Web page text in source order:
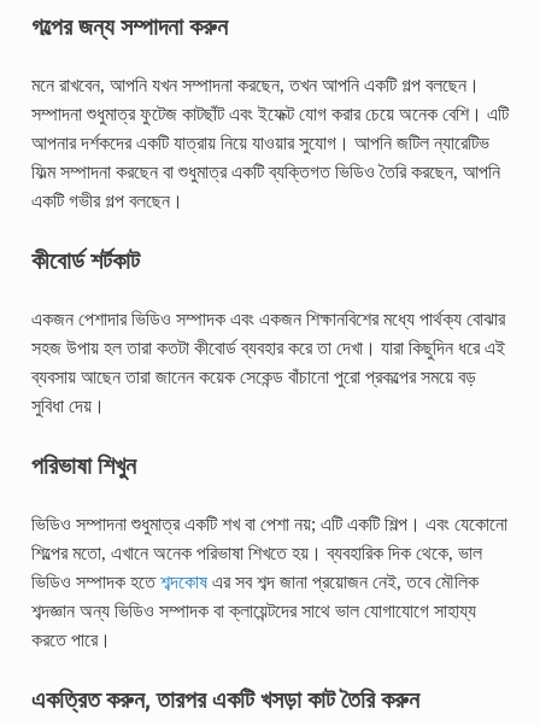
গল্পের জন্য সম্পাদনা করুন
মনে রাখবেন, আপনি যখন সম্পাদনা করছেন, তখন আপনি একটি গল্প বলছেন।
সম্পাদনা শুধুমাত্র ফুটেজ কাটছাঁট এবং ইফেক্ট যোগ করার চেয়ে অনেক বেশি। এটি
আপনার দর্শকদের একটি যাত্রায় নিয়ে যাওয়ার সুযোগ। আপনি জটিল ন্যারেটিভ
ফিল্ম সম্পাদনা করছেন বা শুধুমাত্র একটি ব্যক্তিগত ভিডিও তৈরি করছেন, আপনি
একটি গভীর গল্প বলছেন।
কীবোর্ড শর্টকাট
একজন পেশাদার ভিডিও সম্পাদক এবং একজন শিক্ষানবিশের মধ্যে পার্থক্য বোঝার
সহজ উপায় হল তারা কতটা কীবোর্ড ব্যবহার করে তা দেখা। যারা কিছুদিন ধরে এই
ব্যবসায় আছেন তারা জানেন কয়েক সেকেন্ড বাঁচানো পুরো প্রকল্পের সময়ে বড়
সুবিধা দেয়।
পরিভাষা শিখুন
ভিডিও সম্পাদনা শুধুমাত্র একটি শখ বা পেশা নয়; এটি একটি শিল্প। এবং যেকোনো
শিল্পের মতো, এখানে অনেক পরিভাষা শিখতে হয়। ব্যবহারিক দিক থেকে, ভাল
ভিডিও সম্পাদক হতেশব্দকোষএর সব শব্দ জানা প্রয়োজন নেই, তবে মৌলিক
শব্দজ্ঞান অন্য ভিডিও সম্পাদক বা ক্লায়েন্টদের সাথে ভাল যোগাযোগে সাহায্য
করতে পারে।
একত্রিত করুন, তারপর একটি খসড়া কাট তৈরি করুন